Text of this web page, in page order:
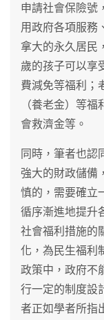
申請社會保險號
用政府各項服務
拿大的永久居民
歲的孩子可以享
費減免等福利；
（養老金）等
會救濟金等。
同時，筆者也認
強大的財政儲備
慎的，需要確立
循序漸進地提升
社會福利措施的
化，為民生福利
政策中，政府不
行一定的制度設
者正如學者所指